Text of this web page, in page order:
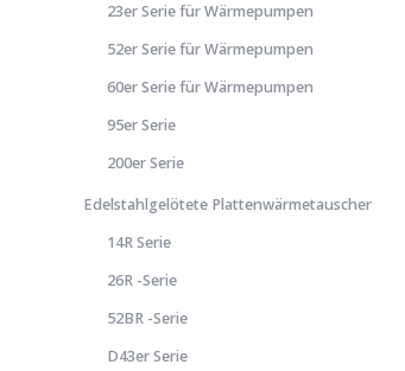
23er Serie für Wärmepumpen
52er Serie für Wärmepumpen
60er Serie für Wärmepumpen
95er Serie
200er Serie
Edelstahlgelötete Plattenwärmetauscher
14R Serie
26R -Serie
52BR -Serie
D43er Serie